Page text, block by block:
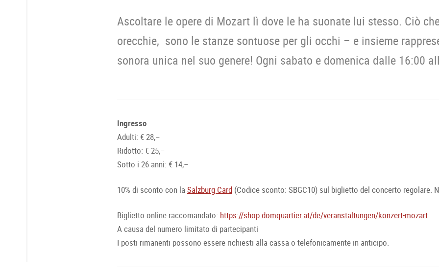
Ascoltare le opere di Mozart lì dove le ha suonate lui stesso. Ciò
orecchie, sono le stanze sontuose per gli occhi – e insieme
sonora unica nel suo genere! Ogni sabato e domenica dalle 16:00
Ingresso
Adulti: € 28,–
Ridotto: € 25,–
Sotto i 26 anni: € 14,–
10% di sconto con la Salzburg Card (Codice sconto: SBGC10) sul biglietto del concerto regolare.
Biglietto online raccomandato: https://shop.domquartier.at/de/veranstaltungen/konzert-mozart
A causa del numero limitato di partecipanti
I posti rimanenti possono essere richiesti alla cassa o telefonicamente in anticipo.